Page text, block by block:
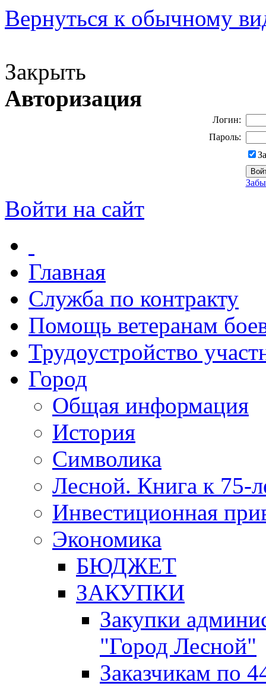
Вернуться к обычному
Закрыть
Авторизация
Логин:
Пароль:
Войти на сайт
Главная
Служба по контракту
Помощь ветеранам
Трудоустройство
Город
Общая информация
История
Символика
Лесной. Книга к 75-
Инвестиционная
Экономика
БЮДЖЕТ
ЗАКУПКИ
Закупки
"Город Лесной"
Заказчикам по